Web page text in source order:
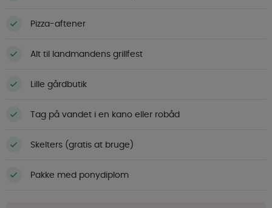
Pizza-aftener
Alt til landmandens grillfest
Lille gårdbutik
Tag på vandet i en kano eller robåd
Skelters (gratis at bruge)
Pakke med ponydiplom